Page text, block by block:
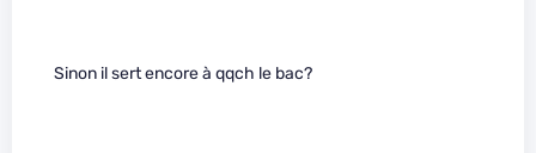
Sinon il sert encore à qqch le bac?